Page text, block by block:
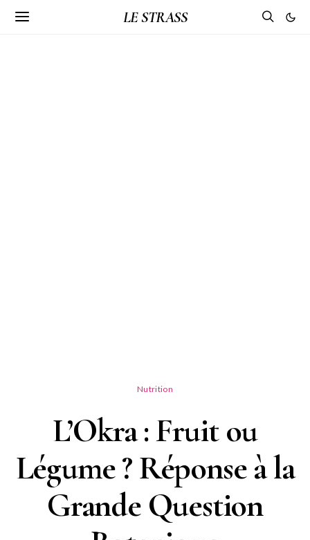
LE STRASS
Nutrition
L’Okra : Fruit ou
Légume ? Réponse à la
Grande Question